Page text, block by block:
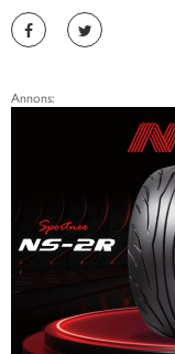
Annons: